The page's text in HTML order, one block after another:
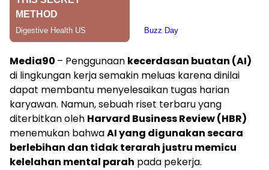
Media90 – Penggunaan kecerdasan buatan (AI)
di lingkungan kerja semakin meluas karena dinilai
dapat membantu menyelesaikan tugas harian
karyawan. Namun, sebuah riset terbaru yang
diterbitkan oleh Harvard Business Review (HBR)
menemukan bahwaAI yang digunakan secara
berlebihan dan tidak terarah justru memicu
kelelahan mental parah pada pekerja.